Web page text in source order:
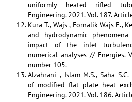
uniformly heated rifled
Engineering. 2021. Vol. 187.
Kura T., Wajs , Fornalik-Wajs E.,
and hydrodynamic
impact of the inlet
numerical analyses // Energies.
number 105.
Alzahrani , Islam M.S., Saha
of modified flat plate heat
Engineering. 2021. Vol. 186.